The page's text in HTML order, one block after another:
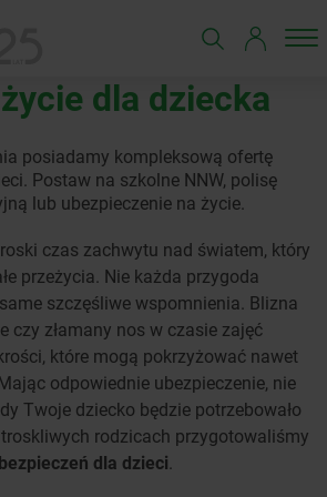
dla dziecka
posiadamy kompleksową ofertę
Postaw na szkolne NNW, polisę
lub ubezpieczenie na życie.
czas zachwytu nad światem, który
przeżycia. Nie każda przygoda
szczęśliwe wspomnienia. Blizna
czy złamany nos w czasie zajęć
które mogą pokrzyżować nawet
odpowiednie ubezpieczenie, nie
Twoje dziecko będzie potrzebowało
rodzicach przygotowaliśmy
dla dzieci